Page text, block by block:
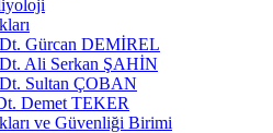
Gürcan DEMİREL
Ali Serkan ŞAHİN
Sultan ÇOBAN
Demet TEKER
ve Güvenliği Birimi